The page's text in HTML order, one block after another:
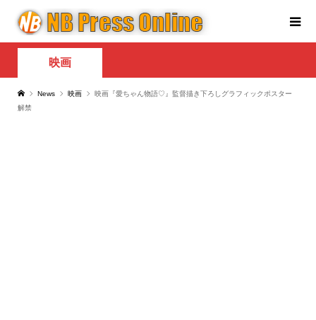
映画
News 映画
映画『愛ちゃん物語♡』監督描き下ろしグラフィックポスター
解禁